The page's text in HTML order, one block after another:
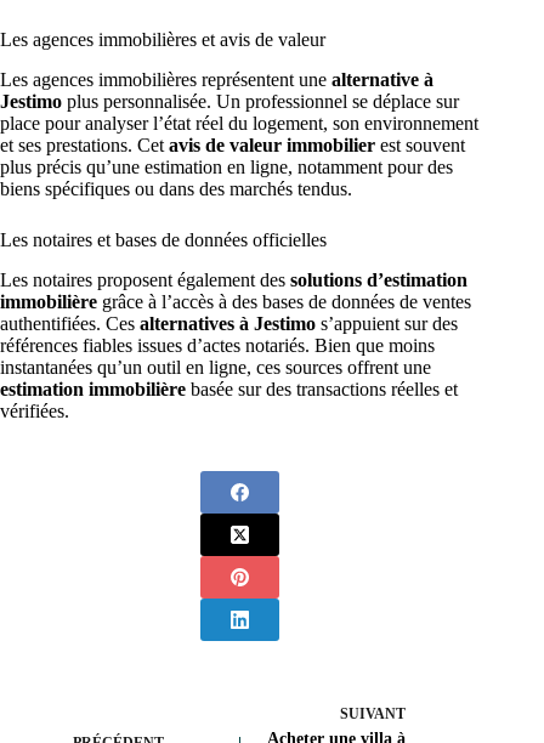
Les agences immobilières et avis de valeur
Les agences immobilières représentent une alternative à
Jestimo plus personnalisée. Un professionnel se déplace sur
place pour analyser l’état réel du logement, son environnement
et ses prestations. Cet avis de valeur immobilier est souvent
plus précis qu’une estimation en ligne, notamment pour des
biens spécifiques ou dans des marchés tendus.
Les notaires et bases de données officielles
Les notaires proposent également des solutions d’estimation
immobilière grâce à l’accès à des bases de données de ventes
authentifiées. Ces alternatives à Jestimo s’appuient sur des
références fiables issues d’actes notariés. Bien que moins
instantanées qu’un outil en ligne, ces sources offrent une
estimation immobilière basée sur des transactions réelles et
vérifiées.
SUIVANT
Acheter une villa à